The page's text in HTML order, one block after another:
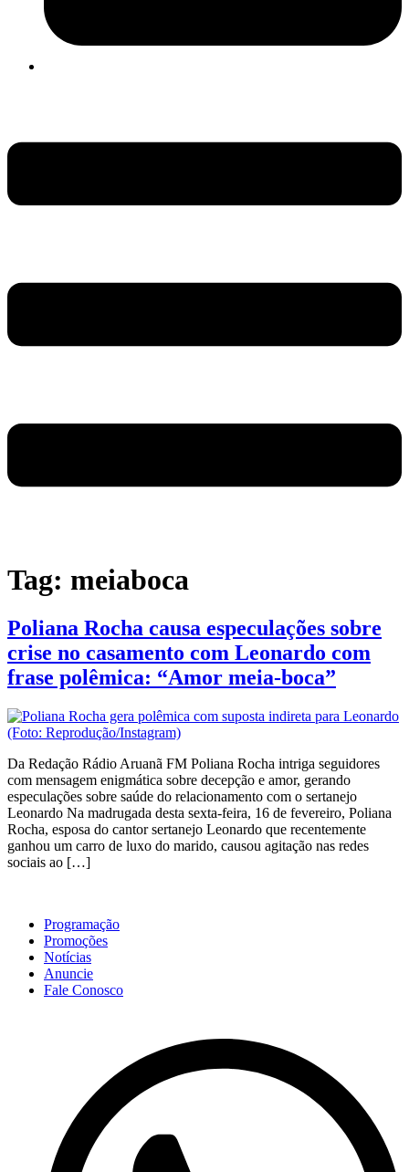
Tag: meiaboca
Poliana Rocha causa especulações sobre
crise no casamento com Leonardo com
frase polêmica: “Amor meia-boca”
Da Redação Rádio Aruanã FM Poliana Rocha intriga seguidores
com mensagem enigmática sobre decepção e amor, gerando
especulações sobre saúde do relacionamento com o sertanejo
Leonardo Na madrugada desta sexta-feira, 16 de fevereiro, Poliana
Rocha, esposa do cantor sertanejo Leonardo que recentemente
ganhou um carro de luxo do marido, causou agitação nas redes
sociais ao […]
Programação
Promoções
Notícias
Anuncie
Fale Conosco